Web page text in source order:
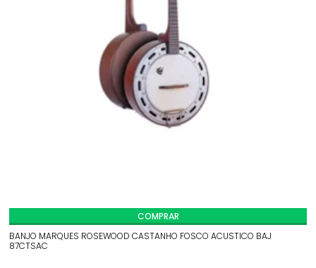
BANJO MARQUES ROSEWOOD CASTANHO FOSCO ACUSTICO BAJ
87CTSAC
COMPRAR